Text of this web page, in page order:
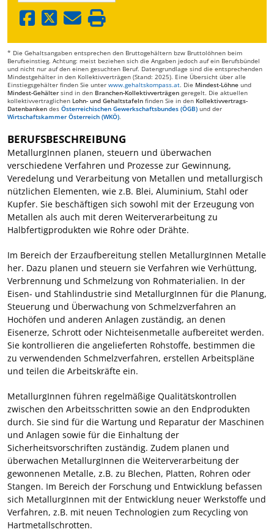
* Die Gehaltsangaben entsprechen den Bruttogehältern bzw Bruttolöhnen beim
Berufseinstieg. Achtung: meist beziehen sich die Angaben jedoch auf ein Berufsbündel
und nicht nur auf den einen gesuchten Beruf. Datengrundlage sind die entsprechenden
Mindestgehälter in den Kollektivverträgen (Stand: 2025). Eine Übersicht über alle
Einstiegsgehälter finden Sie unter www.gehaltskompass.at. Die Mindest-Löhne und
Mindest-Gehälter sind in den Branchen-Kollektivverträgen geregelt. Die aktuellen
kollektivvertraglichen Lohn- und Gehaltstafeln finden Sie in den Kollektivvertrags-
Datenbanken des Österreichischen Gewerkschaftsbundes (ÖGB) und der
Wirtschaftskammer Österreich (WKÖ).
BERUFSBESCHREIBUNG
MetallurgInnen planen, steuern und überwachen
verschiedene Verfahren und Prozesse zur Gewinnung,
Veredelung und Verarbeitung von Metallen und metallurgisch
nützlichen Elementen, wie z.B. Blei, Aluminium, Stahl oder
Kupfer. Sie beschäftigen sich sowohl mit der Erzeugung von
Metallen als auch mit deren Weiterverarbeitung zu
Halbfertigprodukten wie Rohre oder Drähte.
Im Bereich der Erzaufbereitung stellen MetallurgInnen Metalle
her. Dazu planen und steuern sie Verfahren wie Verhüttung,
Verbrennung und Schmelzung von Rohmaterialien. In der
Eisen- und Stahlindustrie sind MetallurgInnen für die Planung,
Steuerung und Überwachung von Schmelzverfahren an
Hochöfen und anderen Anlagen zuständig, an denen
Eisenerze, Schrott oder Nichteisenmetalle aufbereitet werden.
Sie kontrollieren die angelieferten Rohstoffe, bestimmen die
zu verwendenden Schmelzverfahren, erstellen Arbeitspläne
und teilen die Arbeitskräfte ein.
MetallurgInnen führen regelmäßige Qualitätskontrollen
zwischen den Arbeitsschritten sowie an den Endprodukten
durch. Sie sind für die Wartung und Reparatur der Maschinen
und Anlagen sowie für die Einhaltung der
Sicherheitsvorschriften zuständig. Zudem planen und
überwachen MetallurgInnen die Weiterverarbeitung der
gewonnenen Metalle, z.B. zu Blechen, Platten, Rohren oder
Stangen. Im Bereich der Forschung und Entwicklung befassen
sich MetallurgInnen mit der Entwicklung neuer Werkstoffe und
Verfahren, z.B. mit neuen Technologien zum Recycling von
Hartmetallschrotten.